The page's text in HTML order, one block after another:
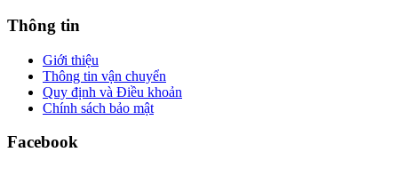
Thông tin
Giới thiệu
Thông tin vận chuyển
Quy định và Điều khoản
Chính sách bảo mật
Facebook